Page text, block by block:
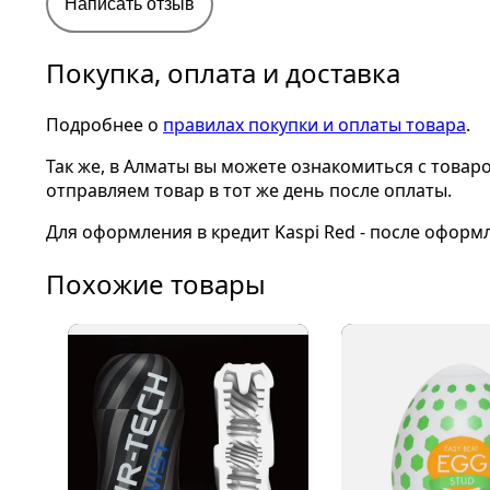
Написать отзыв
Покупка, оплата и доставка
Подробнее о правилах покупки и оплаты товара.
Так же, в Алматы вы можете ознакомиться с
отправляем товар в тот же день после оплаты.
Для оформления в кредит Kaspi Red - после
Похожие товары